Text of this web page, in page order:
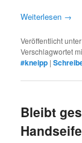
Weiterlesen →
Veröffentlicht unter
Verschlagwortet
#kneipp |
Bleibt